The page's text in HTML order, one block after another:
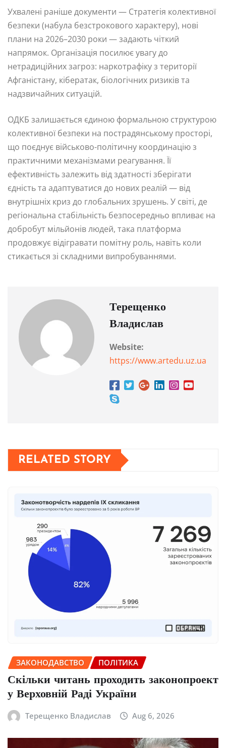
Ухвалені раніше документи — Стратегія колективної
безпеки (набула безстрокового характеру), нові
плани на 2026–2030 роки — задають чіткий
напрямок. Організація посилює увагу до
нетрадиційних загроз: наркотрафіку з території
Афганістану, кібератак, біологічних ризиків та
надзвичайних ситуацій.
ОДКБ залишається єдиною формальною структурою
колективної безпеки на пострадянському просторі,
що поєднує військово-політичну координацію з
практичними механізмами реагування. Її
ефективність залежить від здатності зберігати
єдність та адаптуватися до нових реалій — від
внутрішніх криз до глобальних зрушень. У світі, де
регіональна стабільність безпосередньо впливає на
добробут мільйонів людей, така платформа
продовжує відігравати помітну роль, навіть коли
стикається зі складними випробуваннями.
Терещенко
Владислав
Website:
https://www.artedu.uz.ua
RELATED STORY
ЗАКОНОДАВСТВО ПОЛІТИКА
Скільки читань проходить законопроект
у Верховній Раді України
Терещенко Владислав Aug 6, 2026